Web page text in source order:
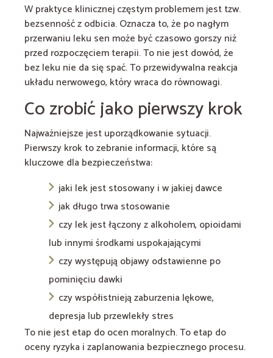
W praktyce klinicznej częstym problemem jest tzw.
bezsenność z odbicia. Oznacza to, że po nagłym
przerwaniu leku sen może być czasowo gorszy niż
przed rozpoczęciem terapii. To nie jest dowód, że
bez leku nie da się spać. To przewidywalna reakcja
układu nerwowego, który wraca do równowagi.
Co zrobić jako pierwszy krok
Najważniejsze jest uporządkowanie sytuacji.
Pierwszy krok to zebranie informacji, które są
kluczowe dla bezpieczeństwa:
jaki lek jest stosowany i w jakiej dawce
jak długo trwa stosowanie
czy lek jest łączony z alkoholem, opioidami
lub innymi środkami uspokajającymi
czy występują objawy odstawienne po
pominięciu dawki
czy współistnieją zaburzenia lękowe,
depresja lub przewlekły stres
To nie jest etap do ocen moralnych. To etap do
oceny ryzyka i zaplanowania bezpiecznego procesu.